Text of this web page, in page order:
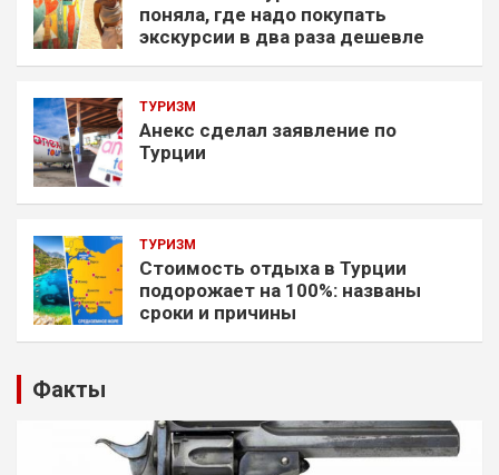
поняла, где надо покупать
экскурсии в два раза дешевле
ТУРИЗМ
Анекс сделал заявление по
Турции
ТУРИЗМ
Стоимость отдыха в Турции
подорожает на 100%: названы
сроки и причины
Факты